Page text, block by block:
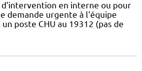
d'intervention en interne ou pour
demande urgente à l'équipe
un poste CHU au 19312 (pas de